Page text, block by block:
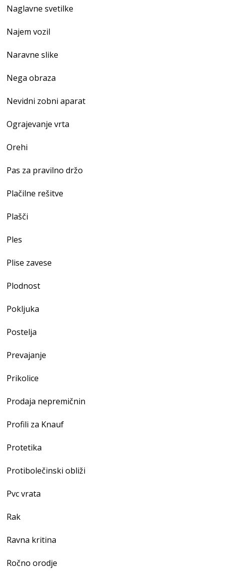
Naglavne svetilke
Najem vozil
Naravne slike
Nega obraza
Nevidni zobni aparat
Ograjevanje vrta
Orehi
Pas za pravilno držo
Plačilne rešitve
Plašči
Ples
Plise zavese
Plodnost
Pokljuka
Postelja
Prevajanje
Prikolice
Prodaja nepremičnin
Profili za Knauf
Protetika
Protibolečinski obliži
Pvc vrata
Rak
Ravna kritina
Ročno orodje